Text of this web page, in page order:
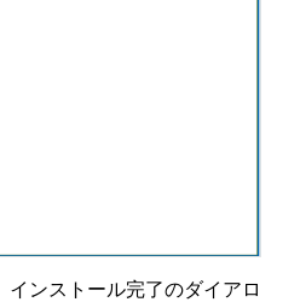
ンストール完了のダイアロ